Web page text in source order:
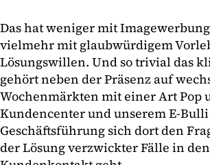
Das hat weniger mit
vielmehr mit glaubwürdigem
Lösungswillen. Und so trivial das
gehört neben der Präsenz auf
Wochenmärkten mit einer Art Pop
Kundencenter und unserem E-Bulli
Geschäftsführung sich dort den
der Lösung verzwickter Fälle in